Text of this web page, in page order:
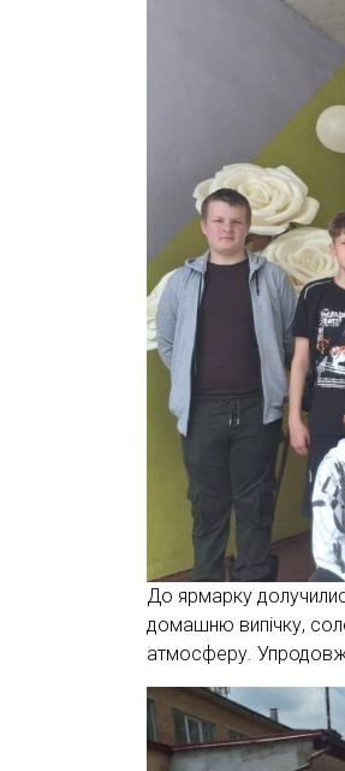
До ярмарку
домашню випічку,
атмосферу. Упродовж